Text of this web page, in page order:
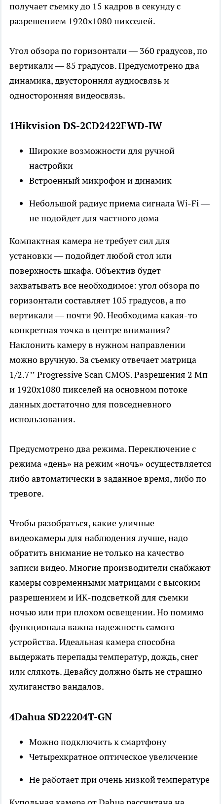
получает съемку до 15 кадров в секунду с
разрешением 1920х1080 пикселей.
Угол обзора по горизонтали — 360 градусов, по
вертикали — 85 градусов. Предусмотрено два
динамика, двусторонняя аудиосвязь и
односторонняя видеосвязь.
1Hikvision DS-2CD2422FWD-IW
Широкие возможности для ручной
настройки
Встроенный микрофон и динамик
Небольшой радиус приема сигнала Wi-Fi —
не подойдет для частного дома
Компактная камера не требует сил для
установки — подойдет любой стол или
поверхность шкафа. Объектив будет
захватывать все необходимое: угол обзора по
горизонтали составляет 105 градусов, а по
вертикали — почти 90. Необходима какая-то
конкретная точка в центре внимания?
Наклонить камеру в нужном направлении
можно вручную. За съемку отвечает матрица
1/2.7’’ Progressive Scan CMOS. Разрешения 2 Мп
и 1920х1080 пикселей на основном потоке
данных достаточно для повседневного
использования.
Предусмотрено два режима. Переключение с
режима «день» на режим «ночь» осуществляется
либо автоматически в заданное время, либо по
тревоге.
Чтобы разобраться, какие уличные
видеокамеры для наблюдения лучше, надо
обратить внимание не только на качество
записи видео. Многие производители снабжают
камеры современными матрицами с высоким
разрешением и ИК-подсветкой для съемки
ночью или при плохом освещении. Но помимо
функционала важна надежность самого
устройства. Идеальная камера способна
выдержать перепады температур, дождь, снег
или слякоть. Девайсу должно быть не страшно
хулиганство вандалов.
4Dahua SD22204T-GN
Можно подключить к смартфону
Четырехкратное оптическое увеличение
Не работает при очень низкой температуре